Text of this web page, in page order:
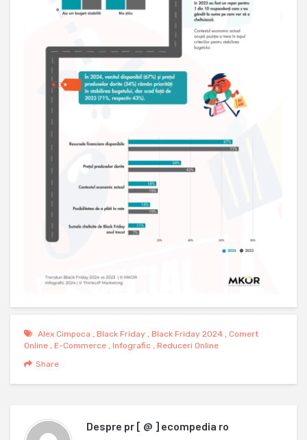
Alex Cimpoca , Black Friday , Black Friday 2024 , Comert
Online , E-Commerce , Infografic , Reduceri Online
Share
Despre pr [ @ ] ecompedia ro